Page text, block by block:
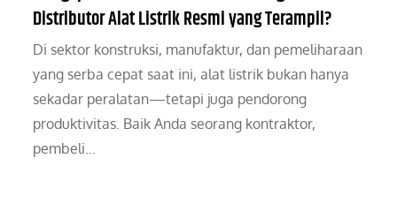
Distributor Alat Listrik Resmi yang Terampil?
Di sektor konstruksi, manufaktur, dan pemeliharaan
yang serba cepat saat ini, alat listrik bukan hanya
sekadar peralatan—tetapi juga pendorong
produktivitas. Baik Anda seorang kontraktor,
pembeli…